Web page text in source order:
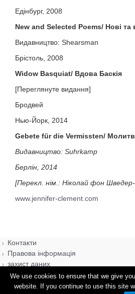
Едінбург, 2008
New and Selected Poems/ Нові та
Видавництво: Shearsman
Брістоль, 2008
Widow Basquiat/ Вдова Баскія
[Переглянуте видання]
Бродвей
Нью-Йорк, 2014
Gebete für die Vermissten/
Видавництво: Suhrkamp
Берлін, 2014
[Перекл. нім.: Ніколай фон
www.jennifer-clement.com
Контакти
Правова інформація
захист даних
We use cookies to ensure that we give
website. If you continue to use this site